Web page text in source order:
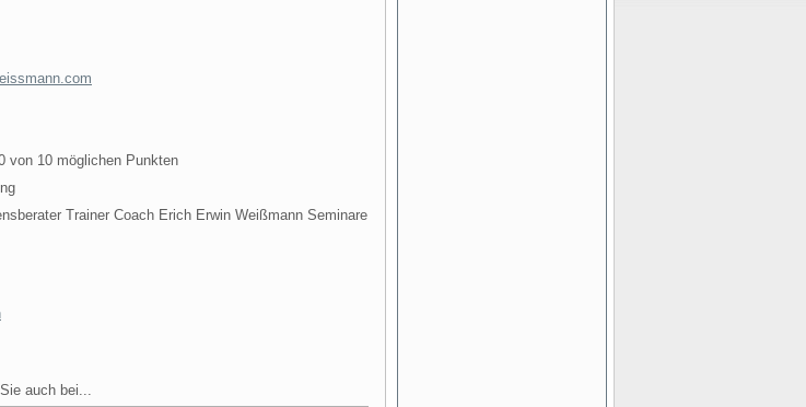
von 10 möglichen Punkten
Trainer Coach Erich Erwin Weißmann Seminare
auch bei...